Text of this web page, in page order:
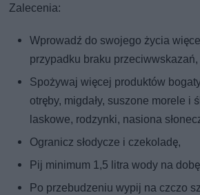
Zalecenia:
Wprowadź do swojego życia
przypadku braku przeciwwskazań,
Spożywaj więcej produktów
otręby, migdały, suszone morele i
laskowe, rodzynki, nasiona
Ogranicz słodycze i czekoladę,
Pij minimum 1,5 litra wody na
Po przebudzeniu wypij na czczo